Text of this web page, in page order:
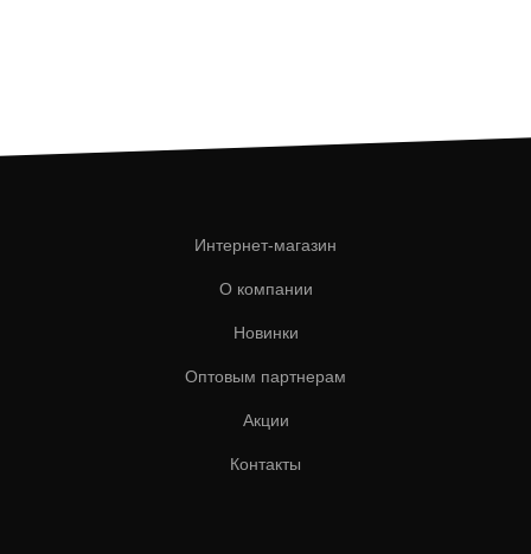
Интернет-магазин
О компании
Новинки
Оптовым партнерам
Акции
Контакты